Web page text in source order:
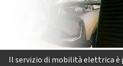
Il servizio di mobilità elettrica è